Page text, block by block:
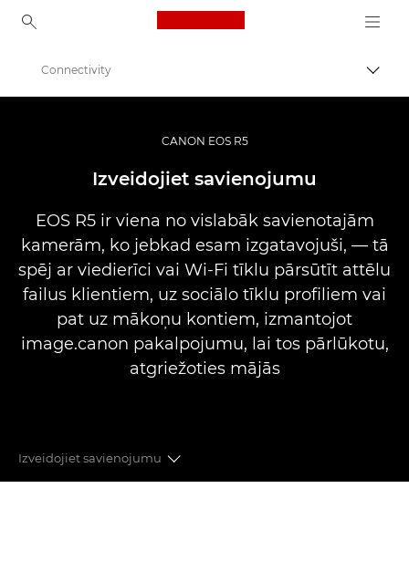
Canon Logo, back to
Connectivity
CANON EOS R5
Izveidojiet savienojumu
EOS R5 ir viena no vislabāk savienotajām
kamerām, ko jebkad esam izgatavojuši, — tā
spēj ar viedierīci vai Wi-Fi tīklu pārsūtīt attēlu
failus klientiem, uz sociālo tīklu profiliem vai
pat uz mākoņu kontiem, izmantojot
image.canon pakalpojumu, lai tos pārlūkotu,
atgriežoties mājās
Izveidojiet savienojumu